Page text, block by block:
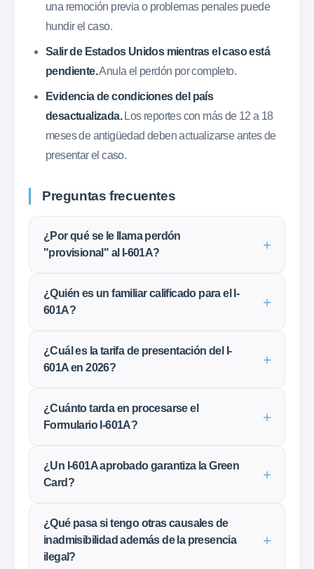
una remoción previa o problemas penales puede
hundir el caso.
Salir de Estados Unidos mientras el caso está
pendiente.Anula el perdón por completo.
Evidencia de condiciones del país
desactualizada.Los reportes con más de 12 a 18
meses de antigüedad deben actualizarse antes de
presentar el caso.
Preguntas frecuentes
¿Por qué se le llama perdón
"provisional" al I-601A?
¿Quién es un familiar calificado para el I-
601A?
¿Cuál es la tarifa de presentación del I-
601A en 2026?
¿Cuánto tarda en procesarse el
Formulario I-601A?
¿Un I-601A aprobado garantiza la Green
Card?
¿Qué pasa si tengo otras causales de
inadmisibilidad además de la presencia
ilegal?